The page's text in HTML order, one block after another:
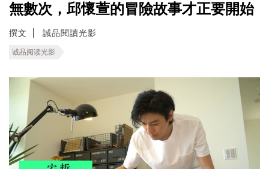
無數次，邱懷萱的冒險故事才正要開始
撰文 誠品閱讀光影
诚品阅读光影